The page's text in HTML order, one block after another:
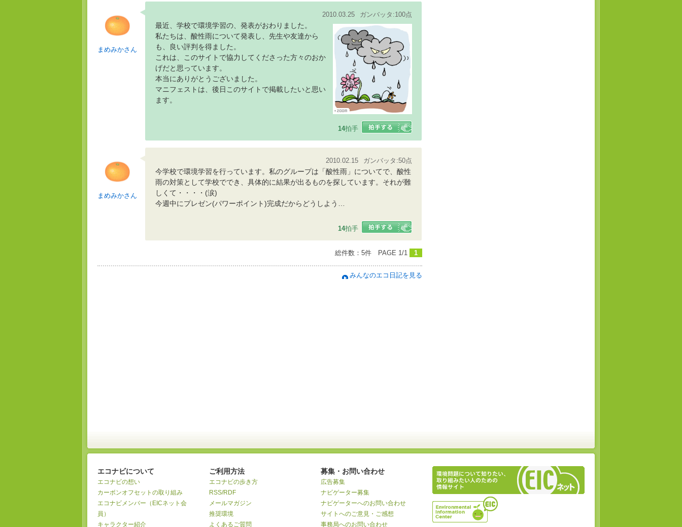
まめみかさん
ガンバッタ:100点
2010.03.25
最近、学校で環境学習の、発表がおわりました。
私たちは、酸性雨について発表し、先生や友達から
も、良い評判を得ました。
これは、このサイトで協力してくださった方々のおか
げだと思っています。
本当にありがとうございました。
マニフェストは、後日このサイトで掲載したいと思い
ます。
14拍手
まめみかさん
ガンバッタ:50点
2010.02.15
今学校で環境学習を行っています。私のグループは「酸性雨」についてで、酸性
雨の対策として学校ででき、具体的に結果が出るものを探しています。それが難
しくて・・・・(涙)
今週中にプレゼン(パワーポイント)完成だからどうしよう…
14拍手
総件数：5件 PAGE 1/1 1
みんなのエコ日記を見る
エコナビについて
エコナビの想い
カーボンオフセットの取り組み
エコナビメンバー（EICネット会
員）
キャラクター紹介
ご利用方法
エコナビの歩き方
RSS/RDF
メールマガジン
推奨環境
よくあるご質問
募集・お問い合わせ
広告募集
ナビゲーター募集
ナビゲーターへのお問い合わせ
サイトへのご意見・ご感想
事務局へのお問い合わせ